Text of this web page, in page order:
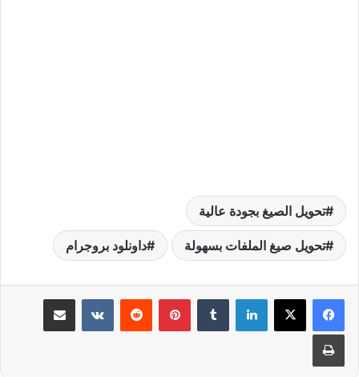
تحويل الصيغ بجودة عالية
تحويل صيغ الملفات بسهولة داونلود بروجرام
لينكدإن بينتيريست مشاركة عبر البريد
طباعة